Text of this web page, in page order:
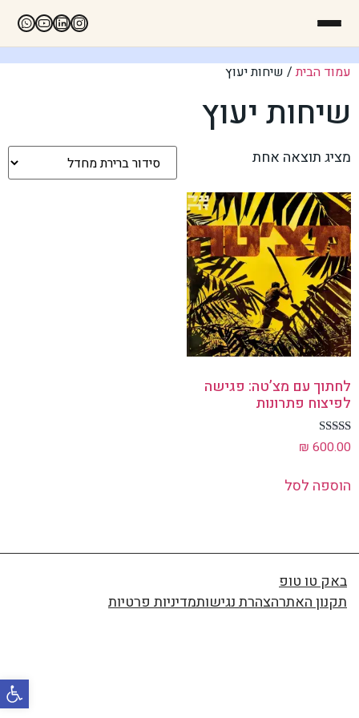
עמוד הבית/ שיחות יעוץ
שיחות יעוץ
מציג תוצאה אחת
לחתוך עם מצ’טה: פגישה
לפיצוח פתרונות
דורג
₪ 600.00
הוספה לסל
באק טו טופ
תקנון האתרהצהרת נגישותמדיניות פרטיות
פתח